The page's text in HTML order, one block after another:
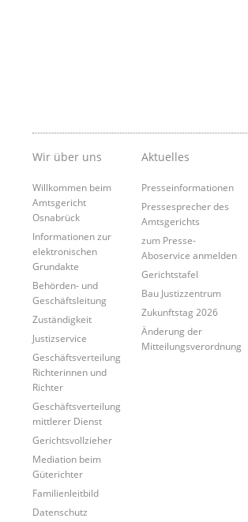
Wir über uns
Willkommen beim
Amtsgericht
Osnabrück
Informationen zur
elektronischen
Grundakte
Behörden- und
Geschäftsleitung
Zuständigkeit
Justizservice
Geschäftsverteilung
Richterinnen und
Richter
Geschäftsverteilung
mittlerer Dienst
Gerichtsvollzieher
Mediation beim
Güterichter
Familienleitbild
Datenschutz
Aktuelles
Presseinformationen
Pressesprecher des
Amtsgerichts
zum Presse-
Aboservice anmelden
Gerichtstafel
Bau Justizzentrum
Zukunftstag 2026
Änderung der
Mitteilungsverordnung